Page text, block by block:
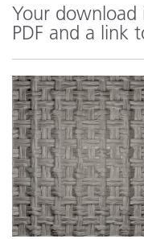
Your download
PDF and a link